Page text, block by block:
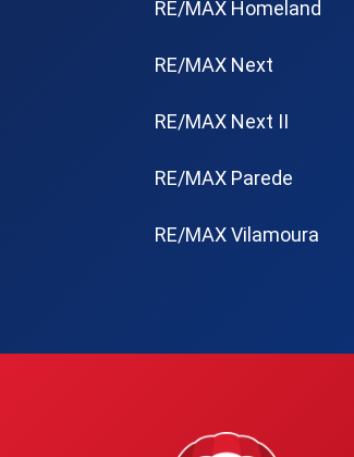
RE/MAX Homeland
RE/MAX Next
RE/MAX Next II
RE/MAX Parede
RE/MAX Vilamoura